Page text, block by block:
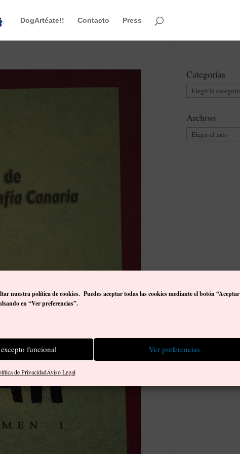
nuestra política de cookies. Puedes aceptar todas las cookies mediante el botón “Aceptar
en “Ver preferencias”.
funcional Ver preferencias
de PrivacidadAviso Legal
DogArtéate!! Contacto Press
Categorías
Categorías
Archivo
Archivo